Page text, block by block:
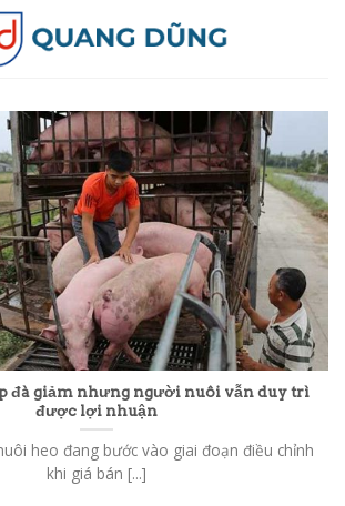
đà giảm nhưng người nuôi vẫn duy trì
được lợi nhuận
heo đang bước vào giai đoạn điều chỉnh
khi giá bán [...]